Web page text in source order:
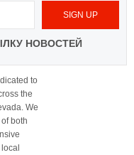
НОВОСТЕЙ
to
the
We
both